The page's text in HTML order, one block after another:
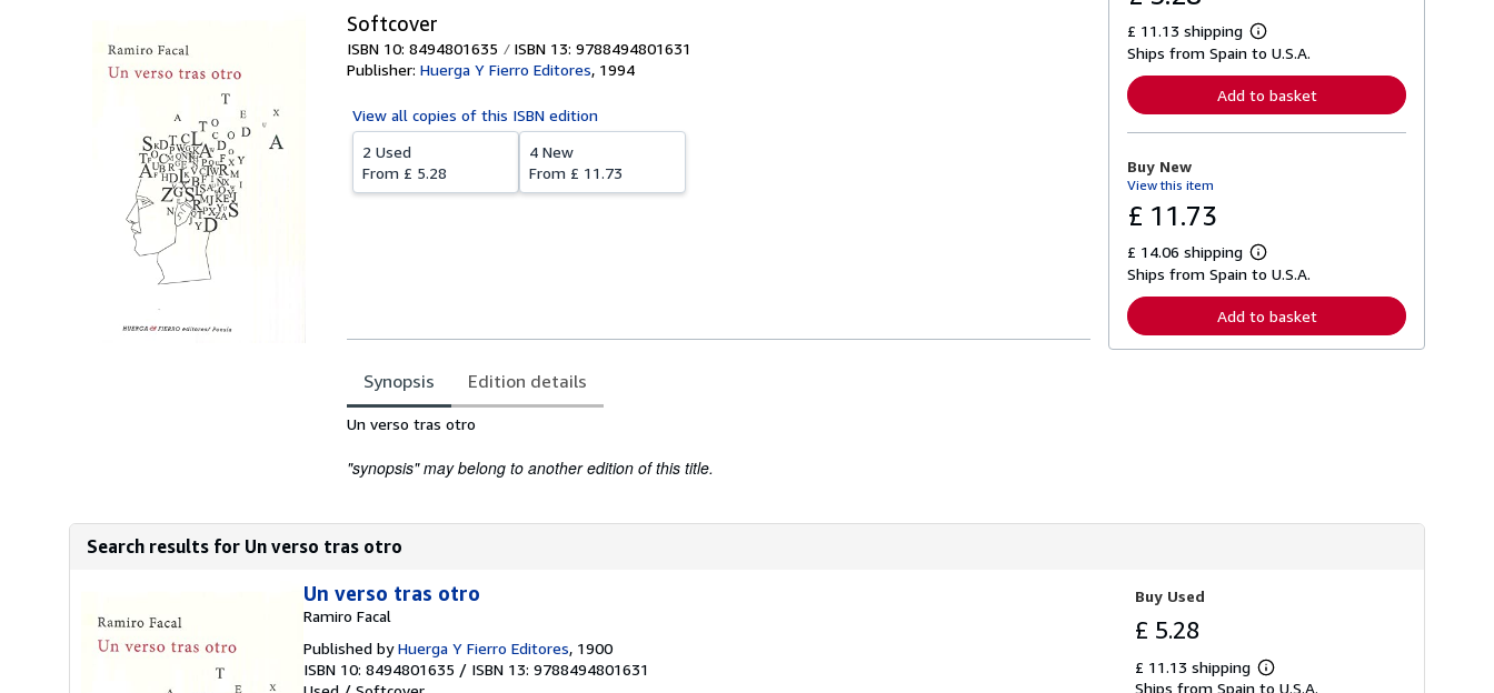
Softcover
ISBN 10: 8494801635
ISBN 13: 9788494801631
Publisher: Huerga Y Fierro Editores, 1994
View all copies of this ISBN edition
2 Used
From £ 5.28
4 New
From £ 11.73
Synopsis Edition details
Synopsis
Un verso tras otro
"synopsis" may belong to another edition of this title.
£ 11.13 shipping
L
e
n
o
t
s
p
p
i
Ships from Spain to U.S.A.
Add to basket
Buy New
View this item
£ 11.73
£ 14.06 shipping
L
e
n
i
t
e
Ships from Spain to U.S.A.
Add to basket
Search results for Un verso tras otro
Un verso tras otro
Ramiro Facal
Published byHuerga Y Fierro Editores, 1900
ISBN 10: 8494801635 / ISBN 13: 9788494801631
Buy Used
£ 5.28
£ 11.13 shipping
Learn
Ships from Spain to U.S.A.